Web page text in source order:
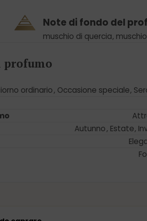
Note di fondo del
muschio di quercia, muschio
profumo
ordinario, Occasione speciale,
Autunno, Estate,